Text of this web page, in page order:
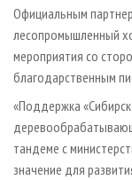
ДЕРЕВЯННОЕ
ИНСТРУМЕНТ
ОФИЦИАЛЬНЫЕ
RUSSIAN
ГАЗЕТА
БИБЛИОТЕКА
Официальным
лесопромышленный
мероприятия со
благодарственным
«Поддержка
тандеме с
значение для